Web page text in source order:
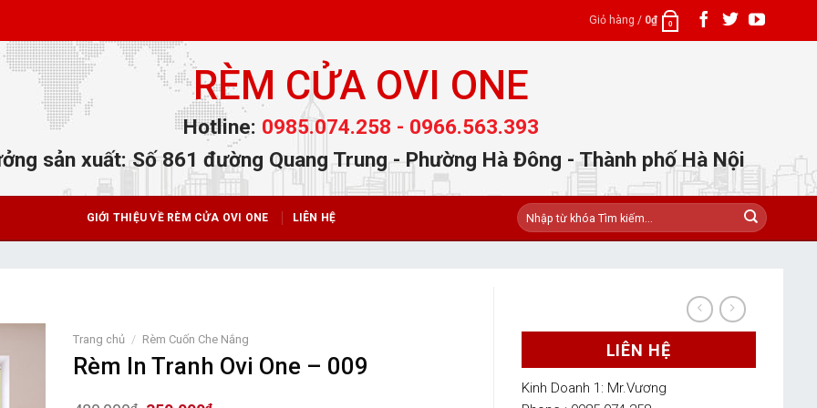
Giỏ hàng / 0₫ 0
RÈM CỬA OVI ONE
Hotline: 0985.074.258 - 0966.563.393
sản xuất: Số 861 đường Quang Trung - Phường Hà Đông - Thành phố Hà Nội
GIỚI THIỆU VỀ RÈM CỬA OVI ONE LIÊN HỆ
Tìm
kiếm:
LIÊN HỆ
Kinh Doanh 1: Mr.Vương
Trang chủ / Rèm Cuốn Che Nắng
Rèm In Tranh Ovi One – 009